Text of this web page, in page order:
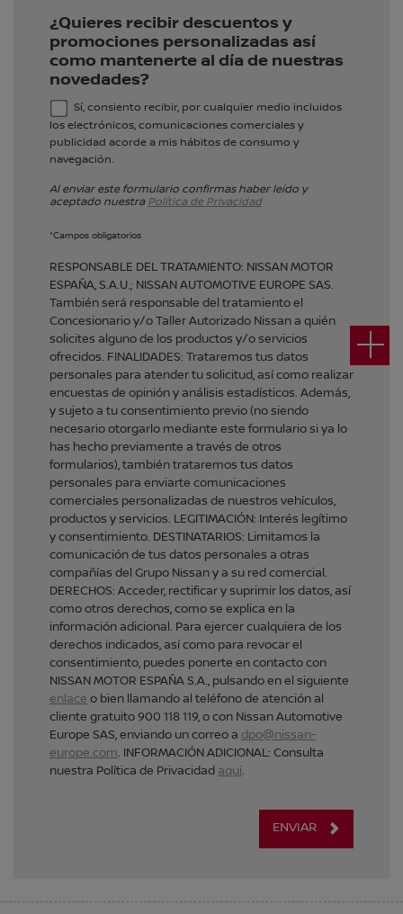
¿Quieres recibir descuentos y
promociones personalizadas así
como mantenerte al día de nuestras
novedades?
Sí, consiento recibir, por cualquier medio incluidos
los electrónicos, comunicaciones comerciales y
publicidad acorde a mis hábitos de consumo y
navegación.
Al enviar este formulario confirmas haber leído y
aceptado nuestra Política de Privacidad
*Campos obligatorios
RESPONSABLE DEL TRATAMIENTO: NISSAN MOTOR
ESPAÑA, S.A.U.; NISSAN AUTOMOTIVE EUROPE SAS.
También será responsable del tratamiento el
Concesionario y/o Taller Autorizado Nissan a quién
solicites alguno de los productos y/o servicios
ofrecidos. FINALIDADES: Trataremos tus datos
personales para atender tu solicitud, así como realizar
encuestas de opinión y análisis estadísticos. Además,
y sujeto a tu consentimiento previo (no siendo
necesario otorgarlo mediante este formulario si ya lo
has hecho previamente a través de otros
formularios), también trataremos tus datos
personales para enviarte comunicaciones
comerciales personalizadas de nuestros vehículos,
productos y servicios. LEGITIMACIÓN: Interés legítimo
y consentimiento. DESTINATARIOS: Limitamos la
comunicación de tus datos personales a otras
compañías del Grupo Nissan y a su red comercial.
DERECHOS: Acceder, rectificar y suprimir los datos, así
como otros derechos, como se explica en la
información adicional. Para ejercer cualquiera de los
derechos indicados, así como para revocar el
consentimiento, puedes ponerte en contacto con
NISSAN MOTOR ESPAÑA S.A., pulsando en el siguiente
enlace o bien llamando al teléfono de atención al
cliente gratuito 900 118 119, o con Nissan Automotive
Europe SAS, enviando un correo a dpo@nissan-
europe.com. INFORMACIÓN ADICIONAL: Consulta
nuestra Política de Privacidad aquí.
ENVIAR